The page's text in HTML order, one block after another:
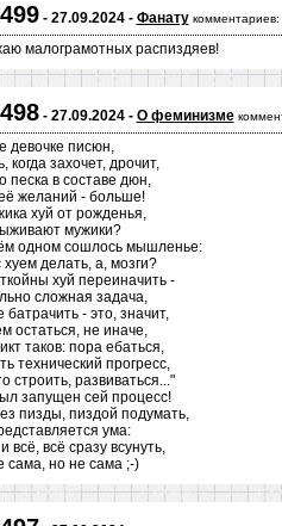
- 27.09.2024 - Фанату комментариев:
малограмотных распиздяев!
- 27.09.2024 - О феминизме
девочке писюн,
когда захочет, дрочит,
песка в составе дюн,
желаний - больше!
хуй от рожденья,
мужики?
одном сошлось мышленье:
хуем делать, а, мозги?
хуй переиначить -
сложная задача,
батрачить - это, значит,
остаться, не иначе,
таков: пора ебаться,
технический прогресс,
строить, развиваться..."
запущен сей процесс!
пизды, пиздой подумать,
ума:
всё, всё сразу всунуть,
сама, но не сама ;-)